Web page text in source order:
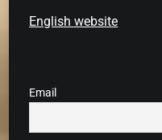
English website
Email